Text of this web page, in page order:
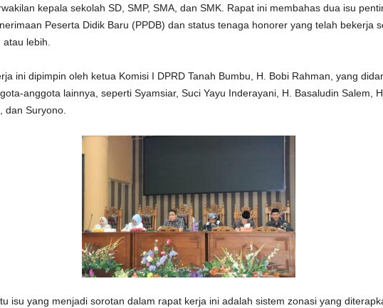
kepala sekolah SD, SMP, SMA, dan SMK. Rapat ini membahas dua isu
Peserta Didik Baru (PPDB) dan status tenaga honorer yang telah bekerja
lebih.
ini dipimpin oleh ketua Komisi I DPRD Tanah Bumbu, H. Bobi Rahman, yang
anggota lainnya, seperti Syamsiar, Suci Yayu Inderayani, H. Basaludin Salem,
dan Suryono.
isu yang menjadi sorotan dalam rapat kerja ini adalah sistem zonasi yang